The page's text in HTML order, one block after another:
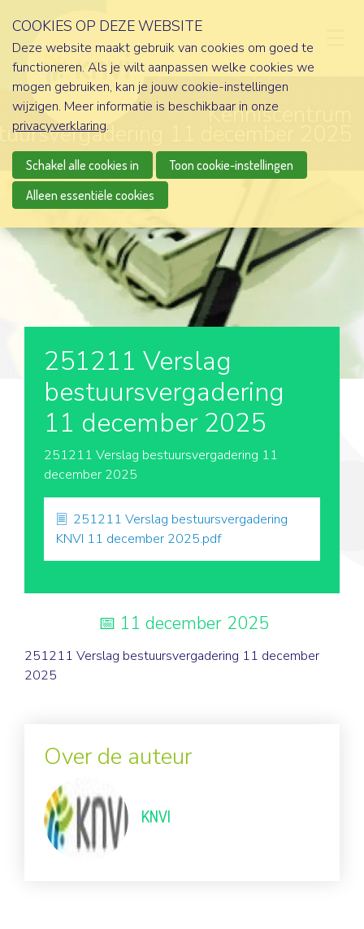
Kenniscentrum
11 december 2025
251211 Verslag
bestuursvergadering
11 december 2025
251211 Verslag bestuursvergadering 11
december 2025
251211 Verslag bestuursvergadering
KNVI 11 december 2025.pdf
11 december 2025
251211 Verslag bestuursvergadering 11 december
2025
Over de auteur
KNVI
COOKIES OP DEZE WEBSITE
Deze website maakt gebruik van cookies om goed te
functioneren. Als je wilt aanpassen welke cookies we
mogen gebruiken, kan je jouw cookie-instellingen
wijzigen. Meer informatie is beschikbaar in onze
privacyverklaring.
Schakel alle cookies in
Toon cookie-instellingen
Alleen essentiële cookies